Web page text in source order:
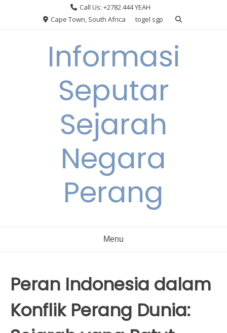
Call Us: +2782 444 YEAH
Cape Town, South Africa
togel sgp
Informasi
Seputar
Sejarah
Negara
Perang
Menu
Peran Indonesia dalam
Konflik Perang Dunia: